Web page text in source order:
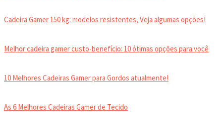
Cadeira Gamer 150 kg: modelos resistentes, Veja algumas opções!
Melhor cadeira gamer custo-benefício: 10 ótimas opções para você
10 Melhores Cadeiras Gamer para Gordos atualmente!
As 6 Melhores Cadeiras Gamer de Tecido